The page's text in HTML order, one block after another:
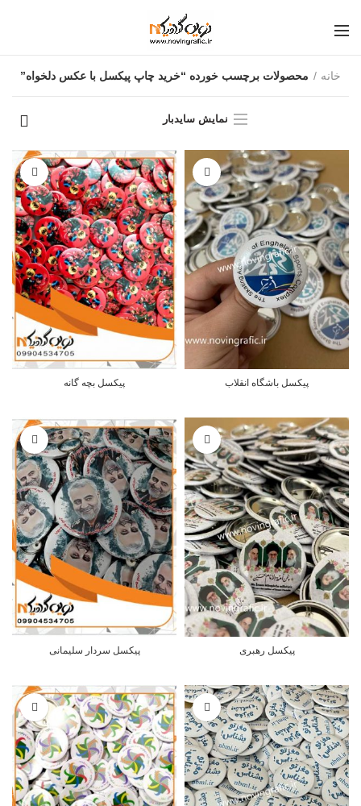
خانه محصولات برچسب خورده “خرید چاپ پیکسل با عکس دلخواه”
نمایش سایدبار
پیکسل باشگاه انقلاب پیکسل بچه گانه
پیکسل رهبری پیکسل سردار سلیمانی